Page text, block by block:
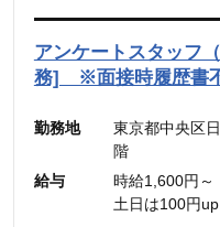
5,600円】含む
※45時間を超
金は別途追加
円】）
（45時間を超
金は別途追加
アンケートスタッフ
務] ※面接時履歴書
勤務地
東京都中央区
階
給与
時給1,600円～
土日は100円up